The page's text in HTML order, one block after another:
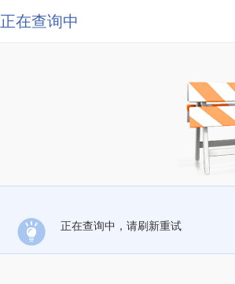
正在查询中
正在查询中，请刷新重试